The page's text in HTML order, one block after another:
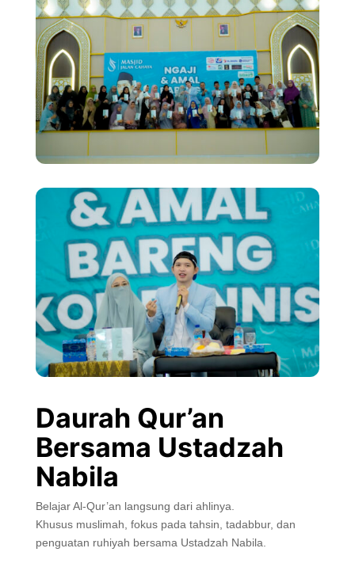
Daurah Qur’an
Bersama Ustadzah
Nabila
Belajar Al-Qur’an langsung dari ahlinya.
Khusus muslimah, fokus pada tahsin, tadabbur, dan
penguatan ruhiyah bersama Ustadzah Nabila.